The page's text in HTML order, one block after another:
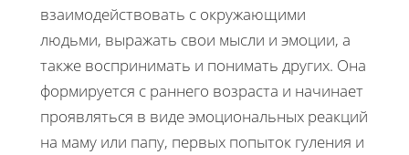
взаимодействовать с окружающими
людьми, выражать свои мысли и эмоции, а
также воспринимать и понимать других. Она
формируется с раннего возраста и начинает
проявляться в виде эмоциональных реакций
на маму или папу, первых попыток гуления и